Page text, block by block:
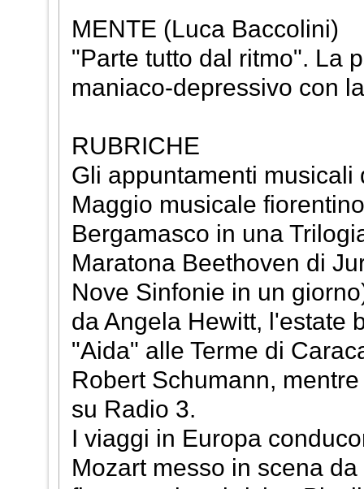
MENTE (Luca Baccolini)
"Parte tutto dal ritmo". La
maniaco-depressivo con
RUBRICHE
Gli appuntamenti musicali
Maggio musicale
Bergamasco in una
Maratona Beethoven di
Nove Sinfonie in un
da Angela Hewitt, l'estate
"Aida" alle Terme di
Robert Schumann,
su Radio 3.
I viaggi in Europa
Mozart messo in scena